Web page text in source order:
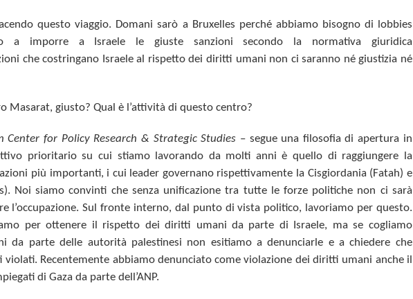
questo viaggio. Domani sarò a Bruxelles perché abbiamo bisogno di lobbies
a imporre a Israele le giuste sanzioni secondo la normativa giuridica
che costringano Israele al rispetto dei diritti umani non ci saranno né giustizia né
Masarat, giusto? Qual è l’attività di questo centro?
Center for Policy Research & Strategic Studies – segue una filosofia di apertura in
prioritario su cui stiamo lavorando da molti anni è quello di raggiungere la
più importanti, i cui leader governano rispettivamente la Cisgiordania (Fatah) e
Noi siamo convinti che senza unificazione tra tutte le forze politiche non ci sarà
l’occupazione. Sul fronte interno, dal punto di vista politico, lavoriamo per questo.
per ottenere il rispetto dei diritti umani da parte di Israele, ma se cogliamo
da parte delle autorità palestinesi non esitiamo a denunciarle e a chiedere che
Recentemente abbiamo denunciato come violazione dei diritti umani anche il
di Gaza da parte dell’ANP.